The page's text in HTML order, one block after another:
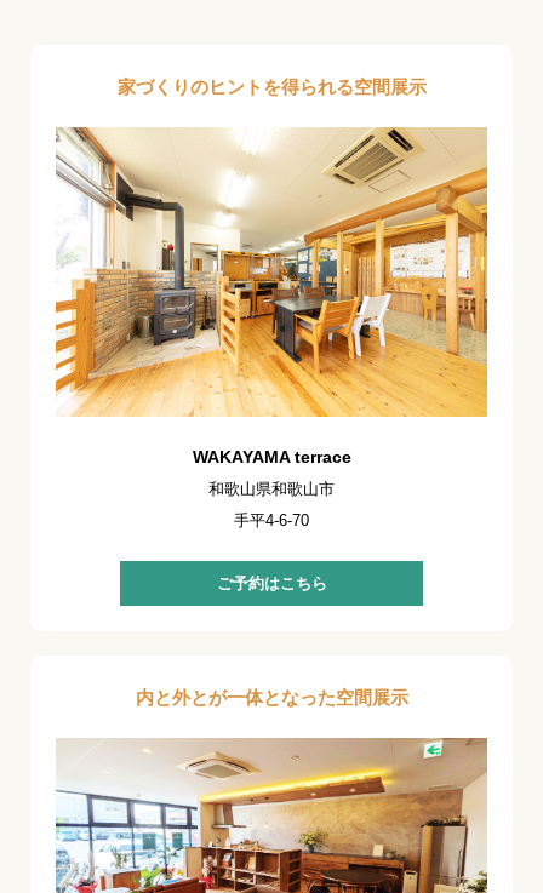
家づくりのヒントを得られる空間展示
WAKAYAMA terrace
和歌山県和歌山市
手平4-6-70
ご予約はこちら
内と外とが一体となった空間展示